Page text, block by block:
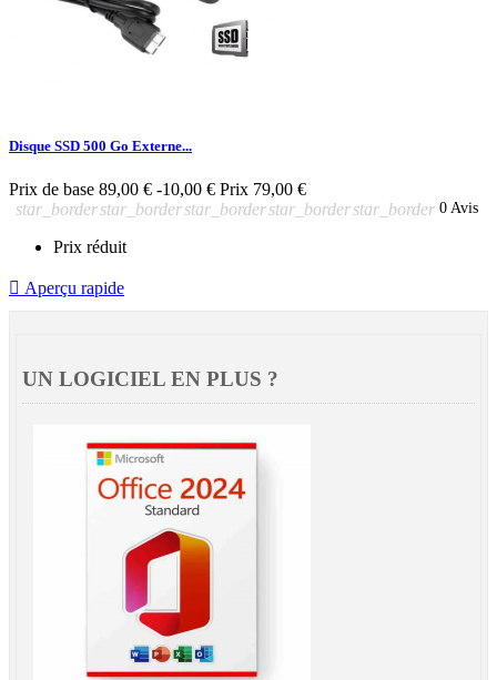
Disque SSD 500 Go Externe...
Prix de base 89,00 € -10,00 € Prix 79,00 €
star_borderstar_borderstar_borderstar_borderstar_border 0 Avis
Prix réduit
 Aperçu rapide
UN LOGICIEL EN PLUS ?